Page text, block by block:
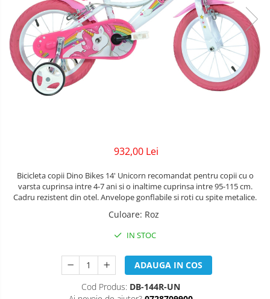
Lenjerii patut 120 x 60 cm
Lenjerii patut 140 x 70 cm
Lenjerie patuturi tineret
Baldachin patut
Paturici copii
Porti de siguranta
Dulap si cutii jucarii
Leagane & balansoare & sezlonguri
Covorase de joaca
Trotinete copii si adulti
Biciclete fara pedale
Masinute fara pedale
Karturi si masinute cu pedale
Premergatoare
Skateboard
Scaune de biciclete copii
Bare - Discuri - Greutati
Saltele si Covoare sport Fitness
sau Yoga
Alte Sporturi
Mingi fitness si medicinale
Tensiometre
Termometre camera si baie
Termometre copii si bebe
932,00 Lei
Bicicleta copii Dino Bikes 14' Unicorn recomandat pentru copii cu o
varsta cuprinsa intre 4-7 ani si o inaltime cuprinsa intre 95-115 cm.
Cadru rezistent din otel. Anvelope gonflabile si roti cu spite metalice.
Culoare: Roz
IN STOC
ADAUGA IN COS
Cod Produs: DB-144R-UN